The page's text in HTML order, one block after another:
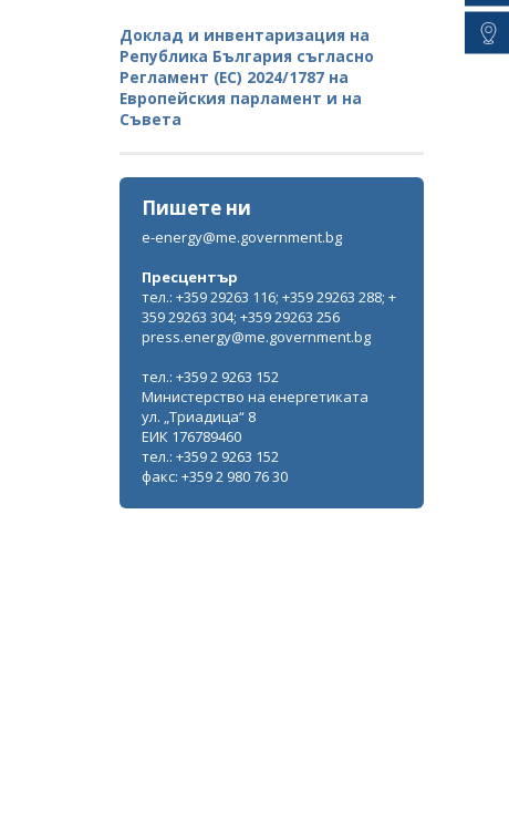
Доклад и инвентаризация на
Република България съгласно
Регламент (ЕС) 2024/1787 на
Европейския парламент и на
Съвета
Пишете ни
e-energy@me.government.bg
Пресцентър
тел.: +359 29263 116; +359 29263 288; +
359 29263 304; +359 29263 256
press.energy@me.government.bg
тел.: +359 2 9263 152
Министерство на енергетиката
ул. „Триадица“ 8
ЕИК 176789460
тел.: +359 2 9263 152
факс: +359 2 980 76 30